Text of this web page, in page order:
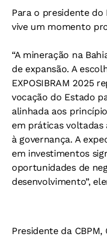
Para o presidente do
vive um momento
“A mineração na
de expansão. A
EXPOSIBRAM 2025
vocação do Estado
alinhada aos
em práticas voltadas
à governança. A
em investimentos
oportunidades de
desenvolvimento”,
Presidente da